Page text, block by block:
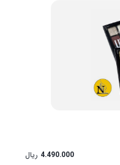
4.490.000 ریال